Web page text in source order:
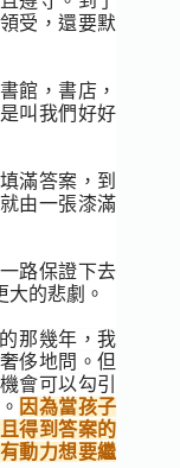
受，還要默
館，書店，
叫我們好好
滿答案，到
由一張漆滿
路保證下去
大的悲劇。
那幾年，我
侈地問。但
會可以勾引
因為當孩子
得到答案的
動力想要繼